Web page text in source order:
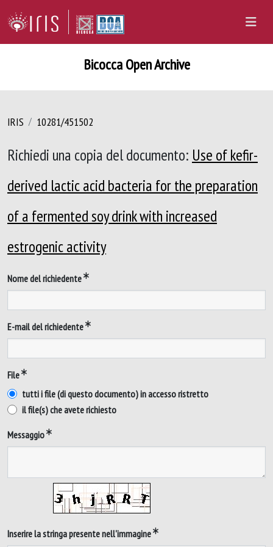
Bicocca Open Archive
IRIS 10281/451502
Richiedi una copia del documento: Use of kefir-
derived lactic acid bacteria for the preparation
of a fermented soy drink with increased
estrogenic activity
Nome del richiedente
E-mail del richiedente
File
tutti i file (di questo documento) in accesso ristretto
il file(s) che avete richiesto
Messaggio
Inserire la stringa presente nell'immagine